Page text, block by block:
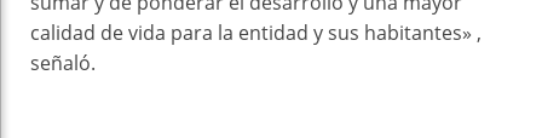
calidad de vida para la entidad y sus habitantes» ,
señaló.